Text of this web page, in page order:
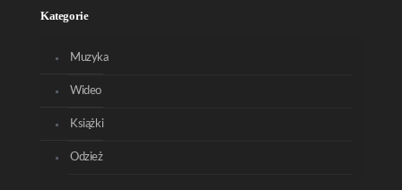
Kategorie
Muzyka
Wideo
Książki
Odzież